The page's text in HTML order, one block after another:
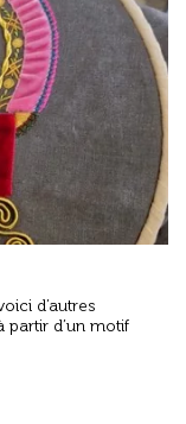
d’autres
partir d’un motif